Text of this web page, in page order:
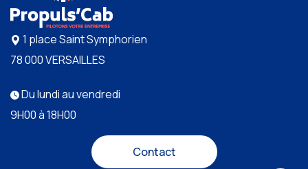
1 place Saint Symphorien
78 000 VERSAILLES
Du lundi au vendredi
9H00 à 18H00
Contact